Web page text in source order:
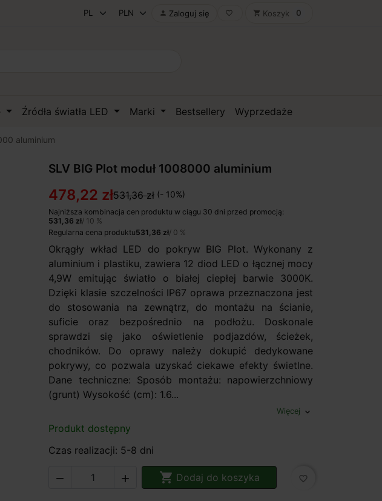
 Zaloguj się favorite_border shopping_cart Koszyk 0
Źródła światła LED Marki Bestsellery Wyprzedaże
aluminium
SLV BIG Plot moduł 1008000 aluminium
478,22 zł531,36 zł (- 10%)
Najniższa kombinacja cen produktu w ciągu 30 dni przed promocją:
531,36 zł/ 10 %
Regularna cena produktu531,36 zł/ 0 %
Okrągły wkład LED do pokryw BIG Plot. Wykonany z
aluminium i plastiku, zawiera 12 diod LED o łącznej mocy
4,9W emitując światło o białej ciepłej barwie 3000K.
Dzięki klasie szczelności IP67 oprawa przeznaczona jest
do stosowania na zewnątrz, do montażu na ścianie,
suficie oraz bezpośrednio na podłożu. Doskonale
sprawdzi się jako oświetlenie podjazdów, ścieżek,
chodników. Do oprawy należy dokupić dedykowane
pokrywy, co pozwala uzyskać ciekawe efekty świetlne.
Dane techniczne: Sposób montażu: napowierzchniowy
(grunt) Wysokość (cm): 1.6...
Więcej expand_more
Produkt dostępny
Czas realizacji: 5-8 dni
   Dodaj do koszyka favorite_border